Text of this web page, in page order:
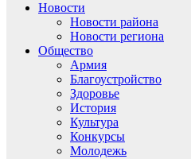
Новости
Новости района
Новости региона
Общество
Армия
Благоустройство
Здоровье
История
Культура
Конкурсы
Молодежь